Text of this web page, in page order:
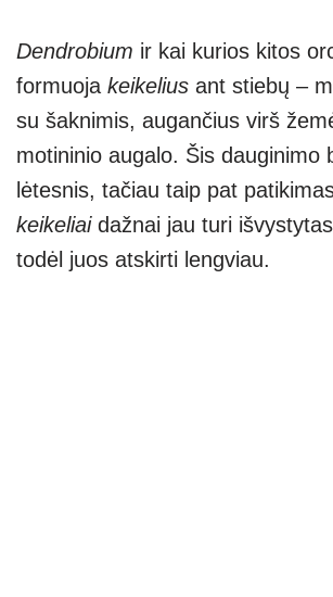
Dendrobium ir kai kurios kitos
formuoja keikelius ant stiebų –
su šaknimis, augančius virš
motininio augalo. Šis dauginimo
lėtesnis, tačiau taip pat
keikeliaidažnai jau turi
todėl juos atskirti lengviau.